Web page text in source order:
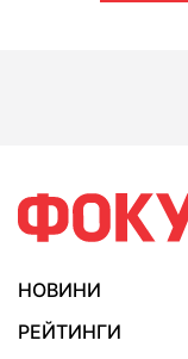
НОВИНИ
РЕЙТИНГИ